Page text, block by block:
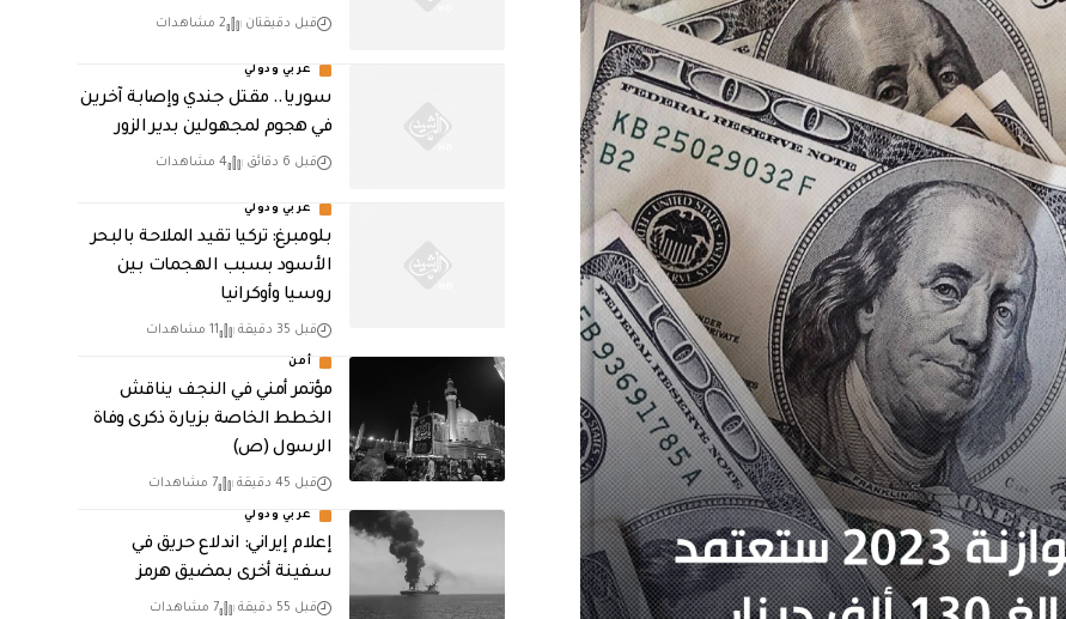
قبل دقيقتان 2 مشاهدات
عربي ودولي
سوريا.. مقتل جندي وإصابة آخرين
في هجوم لمجهولين بدير الزور
قبل 6 دقائق 4 مشاهدات
عربي ودولي
بلومبرغ: تركيا تقيد الملاحة بالبحر
الأسود بسبب الهجمات بين
روسيا وأوكرانيا
قبل 35 دقيقة 11 مشاهدات
أمن
مؤتمر أمني في النجف يناقش
الخطط الخاصة بزيارة ذكرى وفاة
الرسول (ص)
قبل 45 دقيقة 7 مشاهدات
عربي ودولي
إعلام إيراني: اندلاع حريق في
سفينة أخرى بمضيق هرمز
قبل 55 دقيقة 7 مشاهدات